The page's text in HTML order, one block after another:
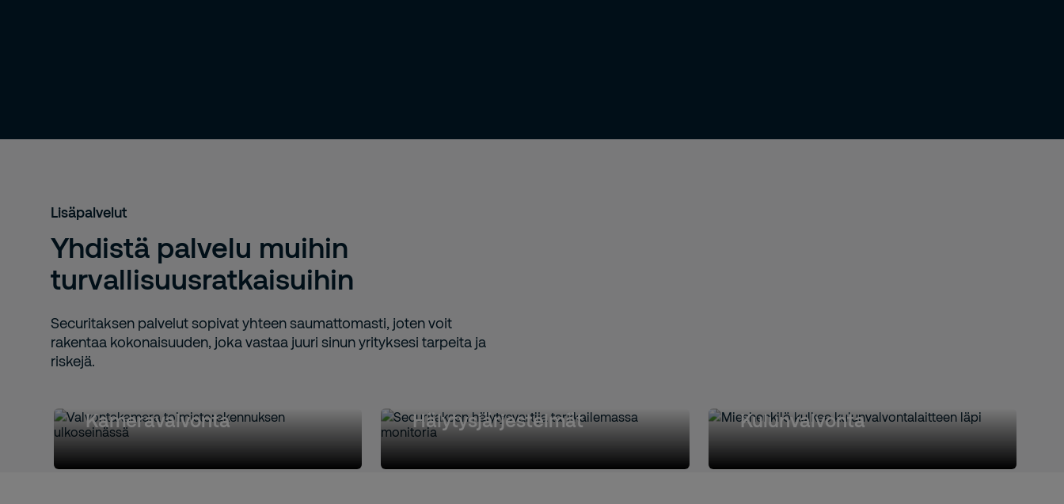
Lisäpalvelut
Yhdistä palvelu muihin
turvallisuusratkaisuihin
Securitaksen palvelut sopivat yhteen saumattomasti, joten voit
rakentaa kokonaisuuden, joka vastaa juuri sinun yrityksesi tarpeita ja
riskejä.
Kameravalvonta Hälytysjärjestelmät Kulunvalvonta